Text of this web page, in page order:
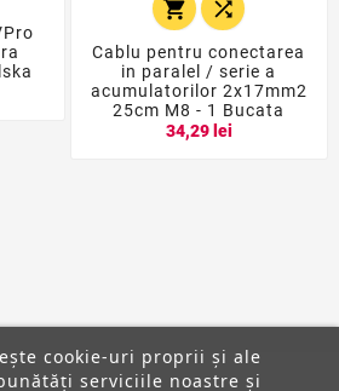
 
Cablu pentru conectarea
in paralel / serie a
acumulatorilor 2x17mm2
25cm M8 - 1 Bucata
34,29 lei
cookie-uri proprii și ale
serviciile noastre și